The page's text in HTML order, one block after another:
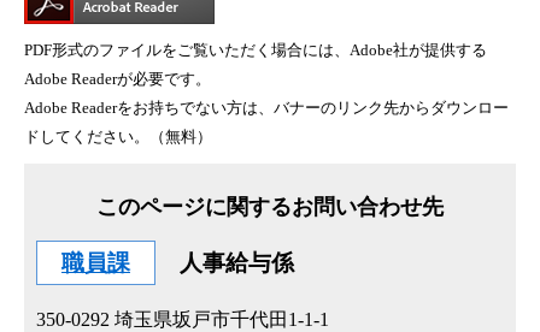
PDF形式のファイルをご覧いただく場合には、Adobe社が提供する
Adobe Readerが必要です。
Adobe Readerをお持ちでない方は、バナーのリンク先からダウンロー
ドしてください。（無料）
このページに関するお問い合わせ先
職員課 人事給与係
350-0292 埼玉県坂戸市千代田1-1-1